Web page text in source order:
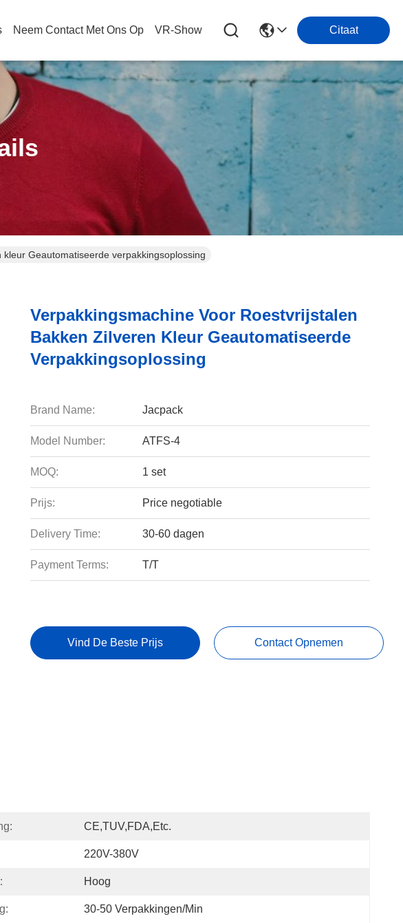
Neem Contact Met Ons Op VR-Show Citaat
Geautomatiseerde verpakkingsoplossing
Verpakkingsmachine Voor Roestvrijstalen
Bakken Zilveren Kleur Geautomatiseerde
Verpakkingsoplossing
Brand Name: Jacpack
Model Number: ATFS-4
MOQ: 1 set
Prijs: Price negotiable
Delivery Time: 30-60 dagen
Payment Terms: T/T
Vind De Beste Prijs Contact Opnemen
CE,TUV,FDA,etc.
220V-380V
Hoog
30-50 Verpakkingen/min